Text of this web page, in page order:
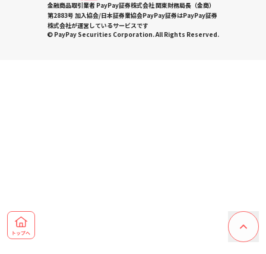
金融商品取引業者 PayPay証券株式会社 関東財務局長（金商）
第2883号 加入協会/日本証券業協会PayPay証券はPayPay証券
株式会社が運営しているサービスです
© PayPay Securities Corporation. All Rights Reserved.